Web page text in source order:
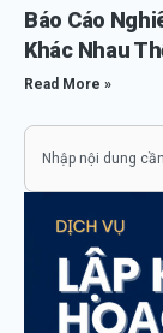
Báo Cáo
Khác Nhau
Read More »